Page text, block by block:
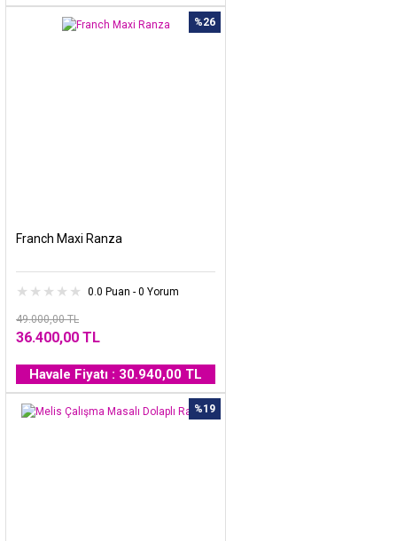
%26
Franch Maxi Ranza
0.0 Puan - 0 Yorum
49.000,00 TL
36.400,00 TL
Havale Fiyatı : 30.940,00 TL
%19